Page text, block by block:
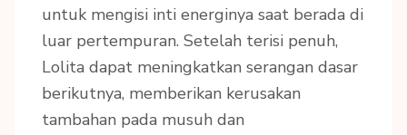
untuk mengisi inti energinya saat berada di
luar pertempuran. Setelah terisi penuh,
Lolita dapat meningkatkan serangan dasar
berikutnya, memberikan kerusakan
tambahan pada musuh dan